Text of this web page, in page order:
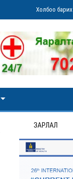
Холбоо барих
ЗАРЛАЛ